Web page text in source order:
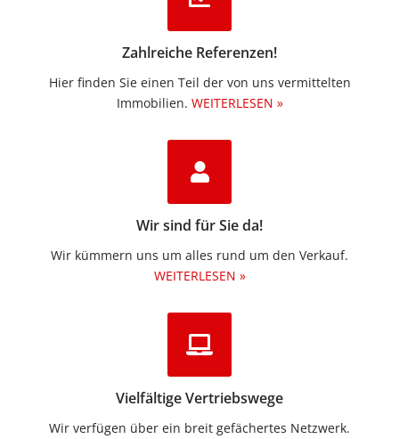
Zahlreiche Referenzen!
Hier finden Sie einen Teil der von uns vermittelten
Immobilien.​ WEITERLESEN »
Wir sind für Sie da!
Wir kümmern uns um alles rund um den Verkauf.
WEITERLESEN »
Vielfältige Vertriebswege
Wir verfügen über ein breit gefächertes Netzwerk.